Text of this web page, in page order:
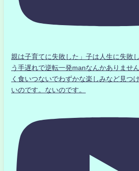
親は子育てに失敗した」子は人生に失敗
う手遅れで逆転一発manなんかありませ
く食いつないでわずかな楽しみなど見つ
いのです。ないのです。